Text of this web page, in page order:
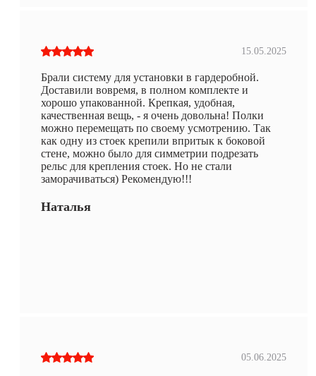
15.05.2025
Брали систему для установки в гардеробной.
Доставили вовремя, в полном комплекте и
хорошо упакованной. Крепкая, удобная,
качественная вещь, - я очень довольна! Полки
можно перемещать по своему усмотрению. Так
как одну из стоек крепили впритык к боковой
стене, можно было для симметрии подрезать
рельс для крепления стоек. Но не стали
заморачиваться) Рекомендую!!!
Наталья
05.06.2025